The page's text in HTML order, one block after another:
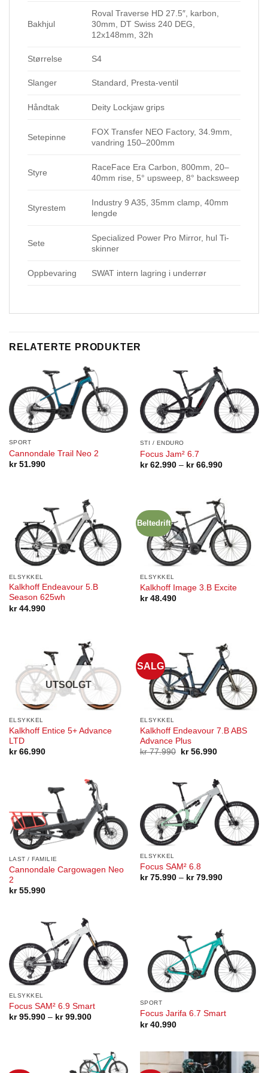
Bakhjul
Roval Traverse HD 27.5″, karbon,
30mm, DT Swiss 240 DEG,
12x148mm, 32h
Størrelse S4
Slanger Standard, Presta-ventil
Håndtak Deity Lockjaw grips
Setepinne
FOX Transfer NEO Factory, 34.9mm,
vandring 150–200mm
Styre
RaceFace Era Carbon, 800mm, 20–
40mm rise, 5° upsweep, 8° backsweep
Styrestem
Industry 9 A35, 35mm clamp, 40mm
lengde
Sete
Specialized Power Pro Mirror, hul Ti-
skinner
Oppbevaring SWAT intern lagring i underrør
RELATERTE PRODUKTER
SPORT
Cannondale Trail Neo 2
kr51.990
STI / ENDURO
Focus Jam² 6.7
kr62.990 – kr66.990Prisområde:
ELSYKKEL
Kalkhoff Endeavour 5.B
Season 625wh
kr44.990
Beltedrift
ELSYKKEL
Kalkhoff Image 3.B Excite
kr48.490
UTSOLGT
ELSYKKEL
Kalkhoff Entice 5+ Advance
LTD
kr66.990
SALG
ELSYKKEL
Kalkhoff Endeavour 7.B ABS
Advance Plus
kr77.990
Opprinnelig
kr56.990Nåværende
LAST / FAMILIE
Cannondale Cargowagen Neo
2
kr55.990
ELSYKKEL
Focus SAM² 6.8
kr75.990 – kr79.990Prisområde:
ELSYKKEL
Focus SAM² 6.9 Smart
kr95.990 – kr99.900Prisområde:
SPORT
Focus Jarifa 6.7 Smart
kr40.990